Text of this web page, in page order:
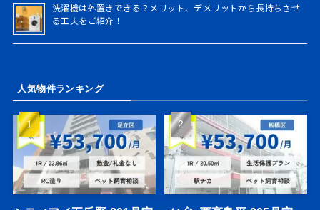
洗濯機は外置きできる？メリット、デメリットから長持ちさせ
る工夫をご紹介！
人気物件ランキング